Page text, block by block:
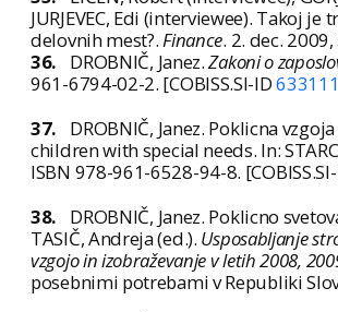
JURJEVEC, Edi (interviewee). Takoj
delovnih mest?.Finance. 2. dec.
36.
DROBNIČ, Janez.Zakoni o
961-6794-02-2. [COBISS.SI-ID
37.
DROBNIČ, Janez. Poklicna
children with special needs. In:
ISBN 978-961-6528-94-8.
38.
DROBNIČ, Janez. Poklicno
TASIČ, Andreja (ed.). Usposabljanje
vzgojo in izobraževanje v letih 2008,
posebnimi potrebami v Republiki